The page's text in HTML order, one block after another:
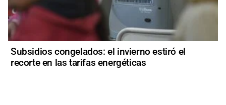
Subsidios congelados: el invierno estiró el
recorte en las tarifas energéticas